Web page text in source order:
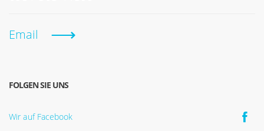
Email
FOLGEN SIE UNS
Wir auf Facebook